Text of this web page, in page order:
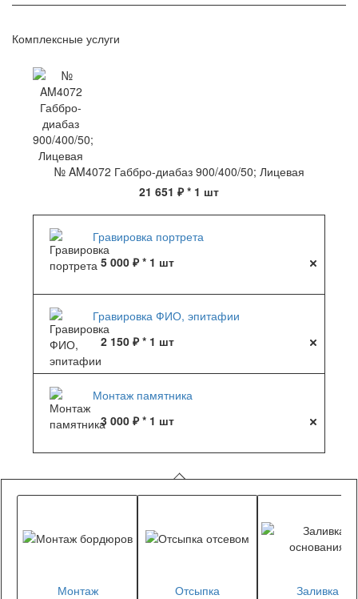
Комплексные услуги
№ AM4072 Габбро-диабаз 900/400/50; Лицевая
21 651 ₽* 1 шт
Гравировка портрета
5 000 ₽ * 1 шт
Гравировка ФИО, эпитафии
2 150 ₽ * 1 шт
Монтаж памятника
3 000 ₽ * 1 шт
Монтаж Отсыпка Заливка